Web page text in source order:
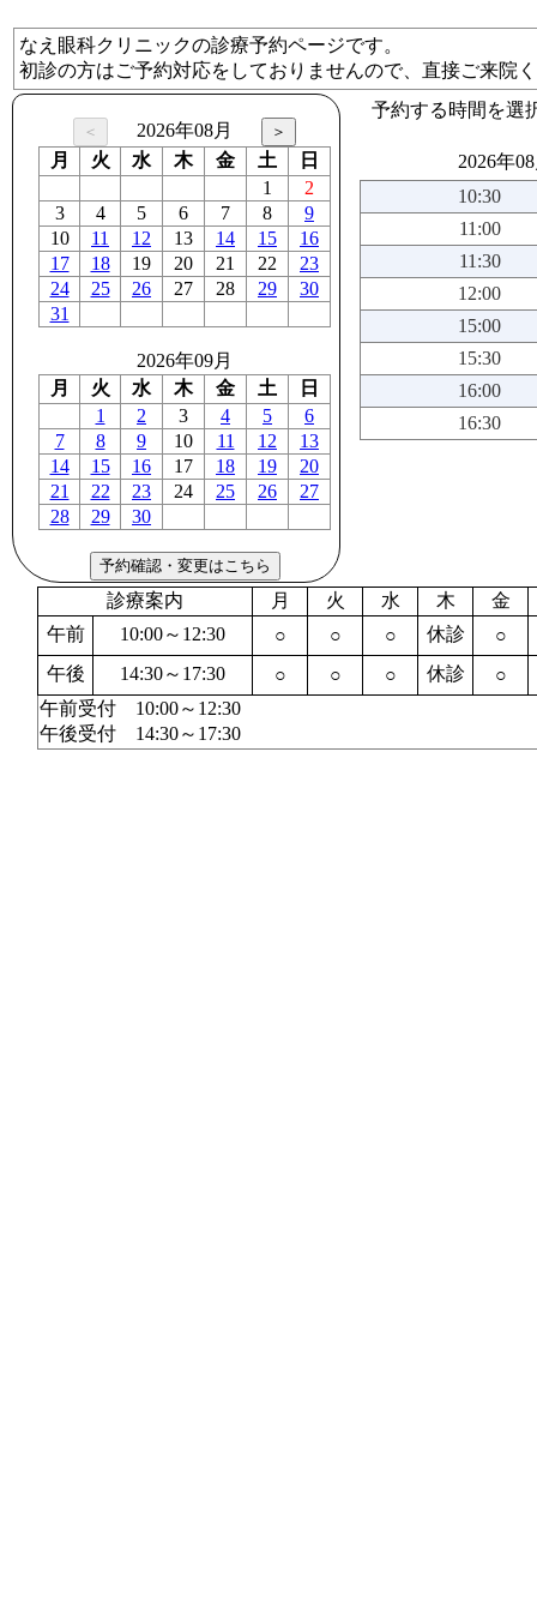
なえ眼科クリニックの診療予約ページです。
初診の方はご予約対応をしておりませんので、直接ご来院
2026年08月
月
火 水 木 金 土
日
1
2
3
4 5 6 7 8
9
10
11 12 13 14 15
16
17
18 19 20 21 22
23
24
25 26 27 28 29
30
31
2026年09月
月
火 水 木 金 土
日
1
2 3 4 5
6
7
8 9 10 11 12
13
14
15 16 17 18 19
20
21
22 23 24 25 26
27
28
29 30
予約する時間を選
2026年
10:30
11:00
11:30
12:00
15:00
15:30
16:00
16:30
診療案内 月 火 水 木
金
午前
10:00～12:30 ○ ○ ○ 休診
○
午後
14:30～17:30 ○ ○ ○ 休診
○
午前受付 10:00～12:30
午後受付 14:30～17:30